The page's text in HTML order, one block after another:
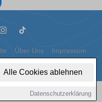
Alle Cookies ablehnen
Datenschutzerklärung
Über Uns Impressum
Cookies
| Content by: 1a-sites-autos